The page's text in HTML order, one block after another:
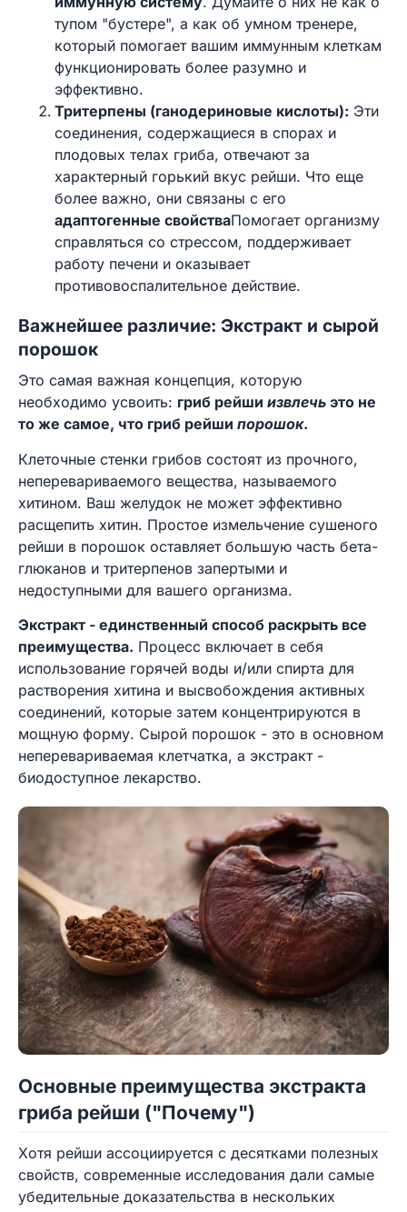
тупом "бустере", а как об умном тренере,
который помогает вашим иммунным клеткам
функционировать более разумно и
эффективно.
Тритерпены (ганодериновые кислоты): Эти
соединения, содержащиеся в спорах и
плодовых телах гриба, отвечают за
характерный горький вкус рейши. Что еще
более важно, они связаны с его
адаптогенные свойстваПомогает организму
справляться со стрессом, поддерживает
работу печени и оказывает
противовоспалительное действие.
Важнейшее различие: Экстракт и сырой
порошок
Это самая важная концепция, которую
необходимо усвоить: гриб рейши извлечь это не
то же самое, что гриб рейши порошок.
Клеточные стенки грибов состоят из прочного,
неперевариваемого вещества, называемого
хитином. Ваш желудок не может эффективно
расщепить хитин. Простое измельчение сушеного
рейши в порошок оставляет большую часть бета-
глюканов и тритерпенов запертыми и
недоступными для вашего организма.
Экстракт - единственный способ раскрыть все
преимущества. Процесс включает в себя
использование горячей воды и/или спирта для
растворения хитина и высвобождения активных
соединений, которые затем концентрируются в
мощную форму. Сырой порошок - это в основном
неперевариваемая клетчатка, а экстракт -
биодоступное лекарство.
Основные преимущества экстракта
гриба рейши ("Почему")
Хотя рейши ассоциируется с десятками полезных
свойств, современные исследования дали самые
убедительные доказательства в нескольких